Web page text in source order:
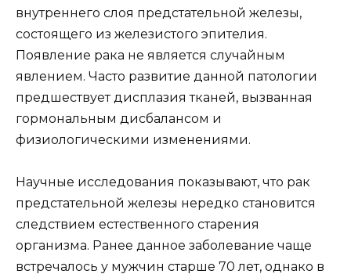
внутреннего слоя предстательной железы,
состоящего из железистого эпителия.
Появление рака не является случайным
явлением. Часто развитие данной патологии
предшествует дисплазия тканей, вызванная
гормональным дисбалансом и
физиологическими изменениями.
Научные исследования показывают, что рак
предстательной железы нередко становится
следствием естественного старения
организма. Ранее данное заболевание чаще
встречалось у мужчин старше 70 лет, однако в